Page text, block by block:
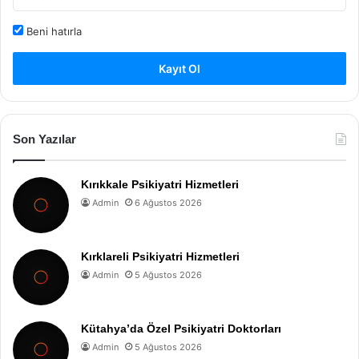
Beni hatırla
Kayıt Ol
Son Yazılar
Kırıkkale Psikiyatri Hizmetleri
Admin 6 Ağustos 2026
Kırklareli Psikiyatri Hizmetleri
Admin 5 Ağustos 2026
Kütahya’da Özel Psikiyatri Doktorları
Admin 5 Ağustos 2026